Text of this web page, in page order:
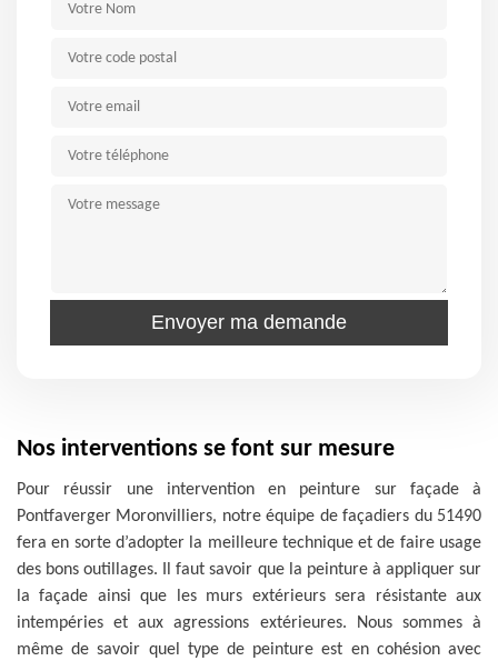
Nos interventions se font sur mesure
Pour réussir une intervention en peinture sur façade à
Pontfaverger Moronvilliers, notre équipe de façadiers du 51490
fera en sorte d’adopter la meilleure technique et de faire usage
des bons outillages. Il faut savoir que la peinture à appliquer sur
la façade ainsi que les murs extérieurs sera résistante aux
intempéries et aux agressions extérieures. Nous sommes à
même de savoir quel type de peinture est en cohésion avec